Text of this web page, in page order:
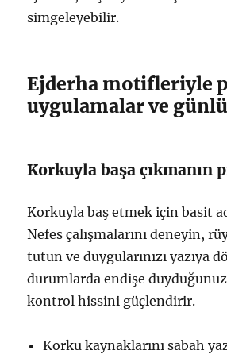
simgeleyebilir.
Ejderha motifleriyle
uygulamalar ve
Korkuyla başa çıkmanın
Korkuyla baş etmek için basit
Nefes çalışmalarını deneyin,
tutun ve duygularınızı yazıya
durumlarda endişe
kontrol hissini güçlendirir.
Korku kaynaklarını sabah